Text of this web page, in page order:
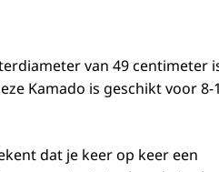
van 49 centimeter
Kamado is geschikt voor 8-
dat je keer op keer een